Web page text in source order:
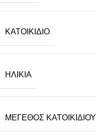
ΚΑΤΟΙΚΊΔΙΟ
ΗΛΙΚΊΑ
ΜΈΓΕΘΟΣ ΚΑΤΟΙΚΙΔΊΟΥ